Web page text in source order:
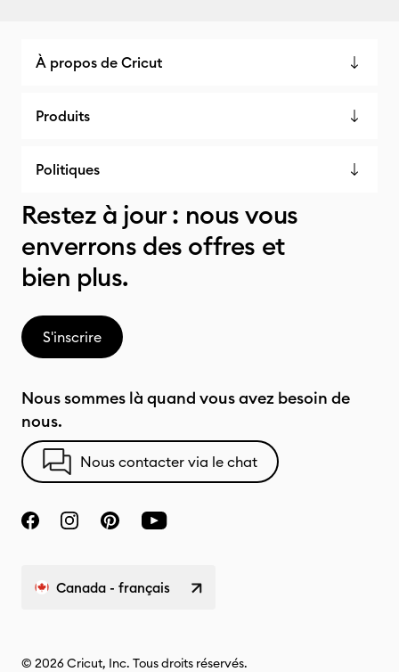
À propos de Cricut
Produits
Politiques
Restez à jour : nous vous
enverrons des offres et
bien plus.
S'inscrire
Nous sommes là quand vous avez besoin de
nous.
Nous contacter via le chat
Canada - français
© 2026 Cricut, Inc. Tous droits réservés.